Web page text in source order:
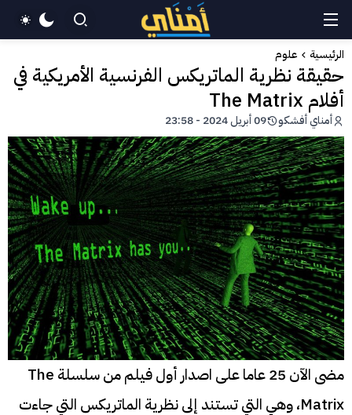
الرئيسية علوم
حقيقة نظرية الماتريكس الفرنسية الأمريكية في
أفلام The Matrix
أمناي أفشكو 09 أبريل 2024 - 23:58
مضى الآن 25 عاما على اصدار أول فيلم من سلسلة The
Matrix، وهي التي تستند إلى نظرية الماتريكس التي جاءت